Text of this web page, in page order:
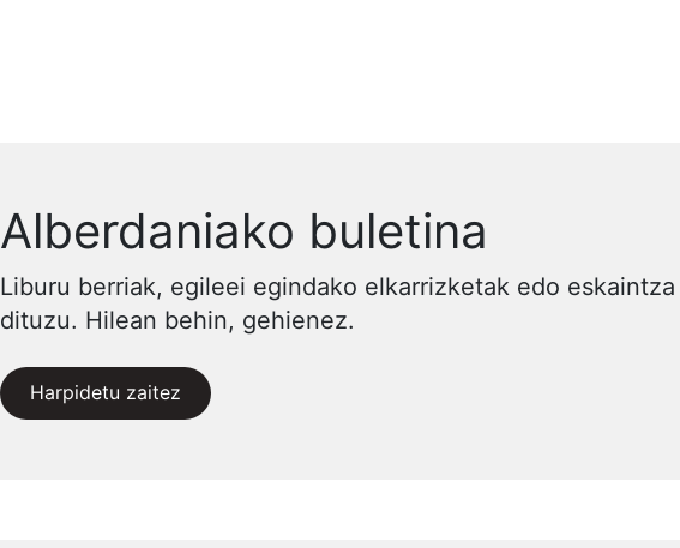
Alberdaniako buletina
Liburu berriak, egileei egindako elkarrizketak edo
dituzu. Hilean behin, gehienez.
Harpidetu zaitez